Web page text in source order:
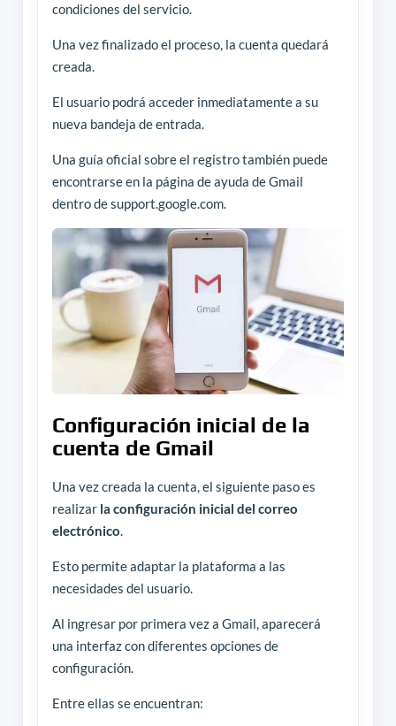
condiciones del servicio.
Una vez finalizado el proceso, la cuenta quedará
creada.
El usuario podrá acceder inmediatamente a su
nueva bandeja de entrada.
Una guía oficial sobre el registro también puede
encontrarse en la página de ayuda de Gmail
dentro de support.google.com.
Configuración inicial de la
cuenta de Gmail
Una vez creada la cuenta, el siguiente paso es
realizar la configuración inicial del correo
electrónico.
Esto permite adaptar la plataforma a las
necesidades del usuario.
Al ingresar por primera vez a Gmail, aparecerá
una interfaz con diferentes opciones de
configuración.
Entre ellas se encuentran: